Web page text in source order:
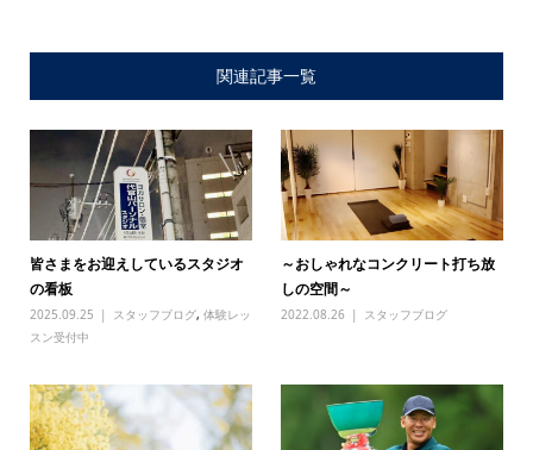
関連記事一覧
皆さまをお迎えしているスタジオ
の看板
2025.09.25 スタッフブログ, 体験レッ
スン受付中
～おしゃれなコンクリート打ち放
しの空間～
2022.08.26 スタッフブログ